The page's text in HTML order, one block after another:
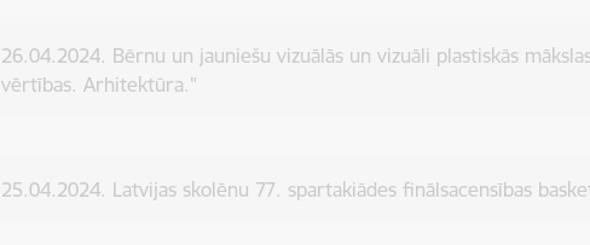
26.04.2024. Bērnu un jauniešu vizuālās un vizuāli plastiskās
vērtības. Arhitektūra."
25.04.2024. Latvijas skolēnu 77. spartakiādes finālsacensības